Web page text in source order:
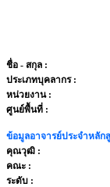
ชื่อ - สกุล :
ประเภทบุคลากร :
หน่วยงาน :
ศูนย์พื้นที่ :
ข้อมูลอาจารย์ประจำหลัก
คุณวุฒิ :
คณะ :
ระดับ :